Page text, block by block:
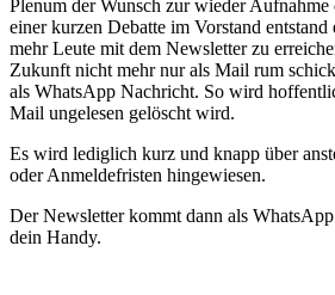
Plenum der Wunsch zur wieder Aufnahme
einer kurzen Debatte im Vorstand
mehr Leute mit dem Newsletter zu
Zukunft nicht mehr nur als Mail rum
als WhatsApp Nachricht. So wird
Mail ungelesen gelöscht wird.
Es wird lediglich kurz und knapp über
oder Anmeldefristen hingewiesen.
Der Newsletter kommt dann als
dein Handy.